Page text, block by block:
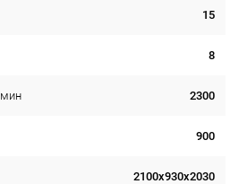
15
8
мин 2300
900
2100х930х2030